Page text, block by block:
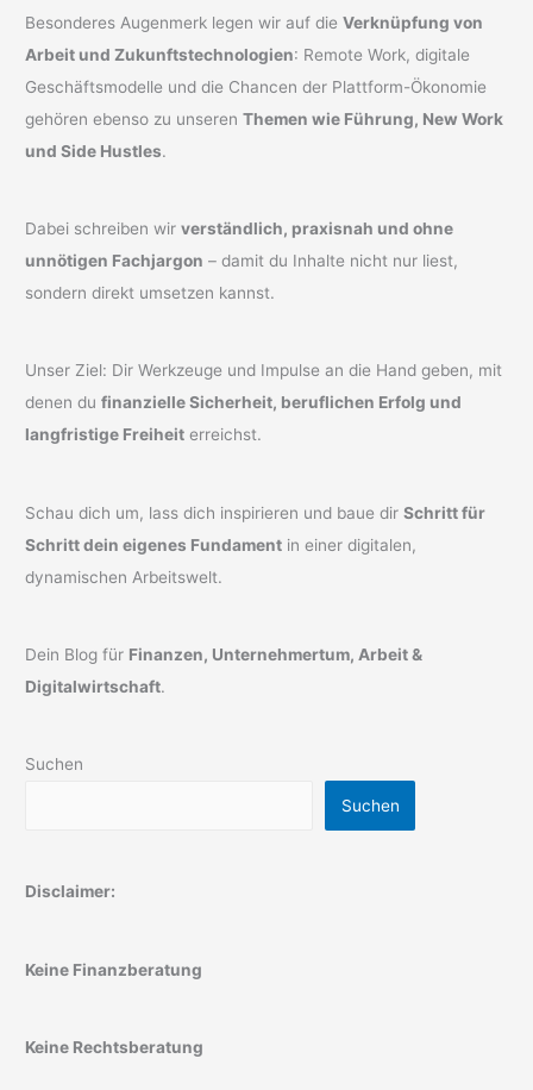
Besonderes Augenmerk legen wir auf dieVerknüpfung von
Arbeit und Zukunftstechnologien: Remote Work, digitale
Geschäftsmodelle und die Chancen der Plattform-Ökonomie
gehören ebenso zu unserenThemen wie Führung, New Work
und Side Hustles.
Dabei schreiben wirverständlich, praxisnah und ohne
unnötigen Fachjargon – damit du Inhalte nicht nur liest,
sondern direkt umsetzen kannst.
Unser Ziel: Dir Werkzeuge und Impulse an die Hand geben, mit
denen dufinanzielle Sicherheit, beruflichen Erfolg und
langfristige Freiheit erreichst.
Schau dich um, lass dich inspirieren und baue dirSchritt für
Schritt dein eigenes Fundament in einer digitalen,
dynamischen Arbeitswelt.
Dein Blog für Finanzen, Unternehmertum, Arbeit &
Digitalwirtschaft.
Suchen
Suchen
Disclaimer:
Keine Finanzberatung
Keine Rechtsberatung